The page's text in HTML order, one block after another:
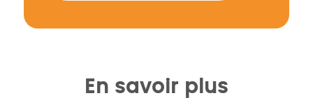
En savoir plus